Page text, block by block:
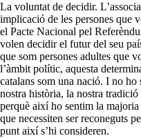
La voluntat de decidir.
implicació de les persones que
el Pacte Nacional pel
volen decidir el futur del seu
que som persones adultes que
l’àmbit polític, aquesta
catalans som una nació. I no
nostra història, la nostra
perquè així ho sentim la
que necessiten ser reconeguts
punt així s’hi consideren.